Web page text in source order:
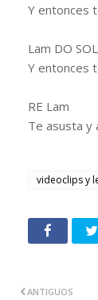
Y entonces
Lam DO SOL
Y entonces
RE Lam
Te asusta y
videoclips y
ANTIGUOS